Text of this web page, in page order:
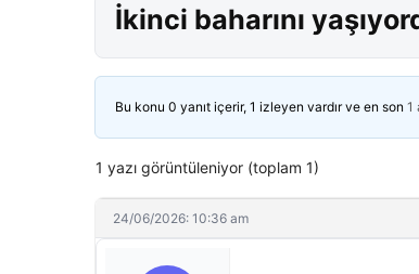
İkinci baharını
Bu konu 0 yanıt içerir, 1 izleyen vardır ve en son 1
1 yazı görüntüleniyor (toplam 1)
24/06/2026: 10:36 am